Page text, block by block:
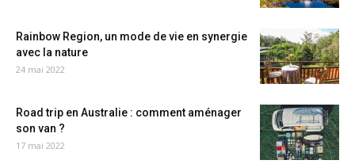
Rainbow Region, un mode de vie en synergie
avec la nature
24 mai 2022
Road trip en Australie : comment aménager
son van ?
17 mai 2022